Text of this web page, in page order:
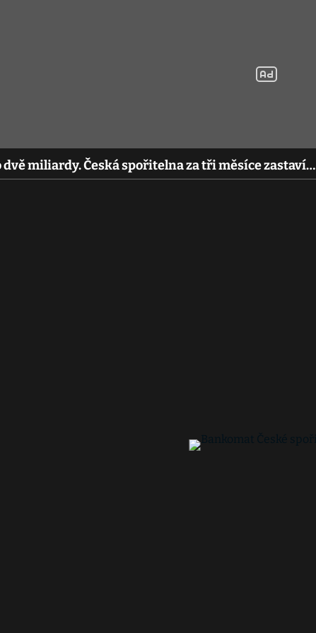
dvě miliardy. Česká spořitelna za tři měsíce zastaví…